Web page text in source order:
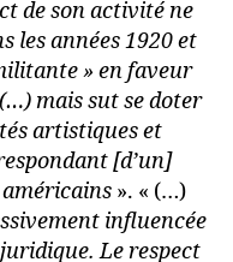
de son activité ne
les années 1920 et
» en faveur
mais sut se doter
artistiques et
[d’un]
». « (…)
influencée
Le respect